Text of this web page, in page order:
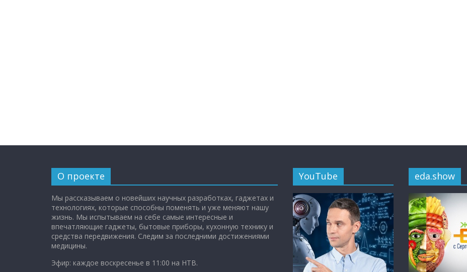
О проекте
Мы рассказываем о новейших научных разработках, гаджетах и
технологиях, которые способны поменять и уже меняют нашу
жизнь. Мы испытываем на себе самые интересные и
впечатляющие гаджеты, бытовые приборы, кухонную технику и
средства передвижения. Следим за последними достижениями
медицины.
Эфир: каждое воскресенье в 11:00 на НТВ.
YouTube eda.show